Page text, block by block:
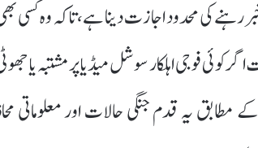
رہنے کی محدود اجازت دینا ہے، تاکہ وہ کسی
فوجی اہلکار سوشل میڈیا پر مشتبہ یا
مطابق یہ قدم جنگی حالات اور معلوماتی